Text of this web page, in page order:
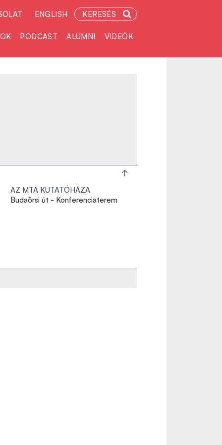
ENGLISH KERESÉS
PODCAST ALUMNI VIDEÓK
AZ MTA KUTATÓHÁZA
Budaörsi út - Konferenciaterem